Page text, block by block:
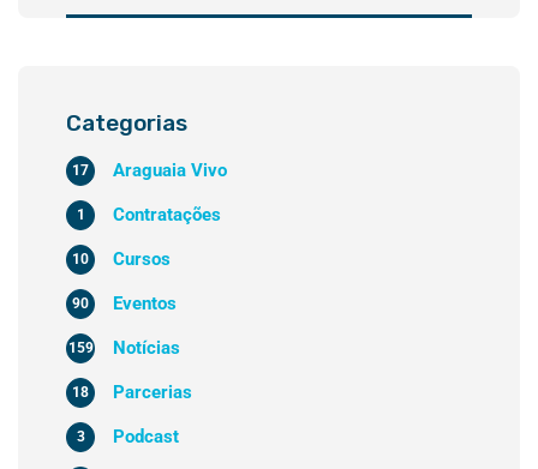
Categorias
Araguaia Vivo
17
Contratações
1
Cursos
10
Eventos
90
Notícias
159
Parcerias
18
Podcast
3